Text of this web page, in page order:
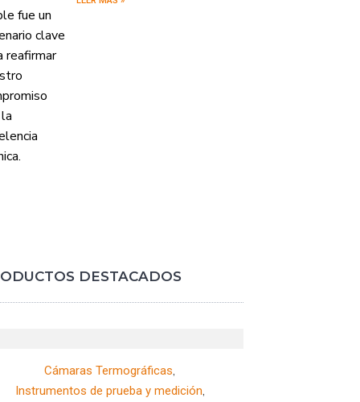
DESTACADOS
Cámaras Termográficas,
Instrumentos de prueba y medición,